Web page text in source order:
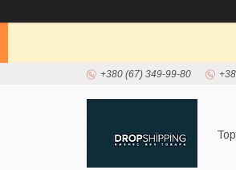
+380 (67) 349-99-80